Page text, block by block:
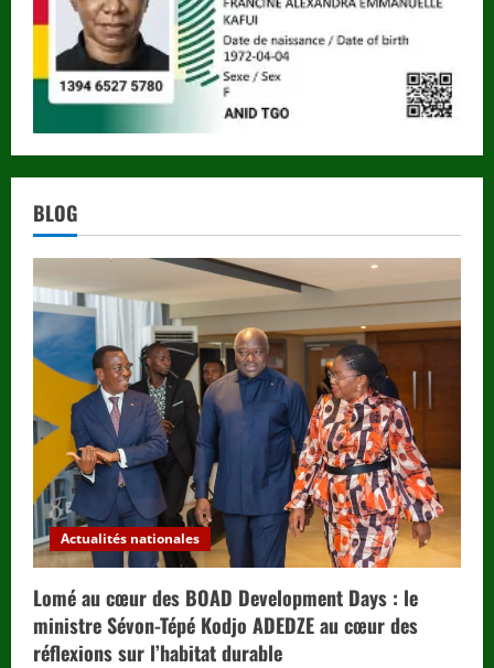
BLOG
Actualités nationales
Lomé au cœur des BOAD Development Days : le
ministre Sévon-Tépé Kodjo ADEDZE au cœur des
réflexions sur l’habitat durable